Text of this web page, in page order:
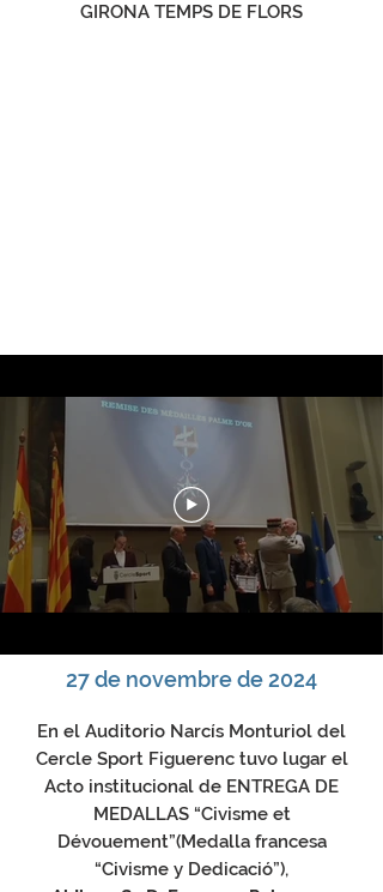
GIRONA TEMPS DE FLORS
27 de novembre de 2024
En el Auditorio Narcís Monturiol del
Cercle Sport Figuerenc tuvo lugar el
Acto institucional de ENTREGA DE
MEDALLAS “Civisme et
Dévouement”(Medalla francesa
“Civisme y Dedicació”),